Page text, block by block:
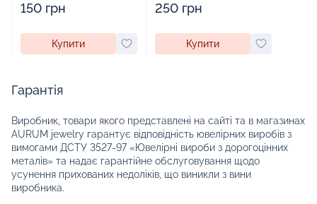
150 грн
Купити
250 грн
Купити
Гарантія
Виробник, товари якого представлені на сайті та в магазинах
AURUM jewelry гарантує відповідність ювелірних виробів з
вимогами ДСТУ 3527-97 «Ювелірні вироби з дорогоцінних
металів» та надає гарантійне обслуговування щодо
усунення прихованих недоліків, що виникли з вини
виробника.